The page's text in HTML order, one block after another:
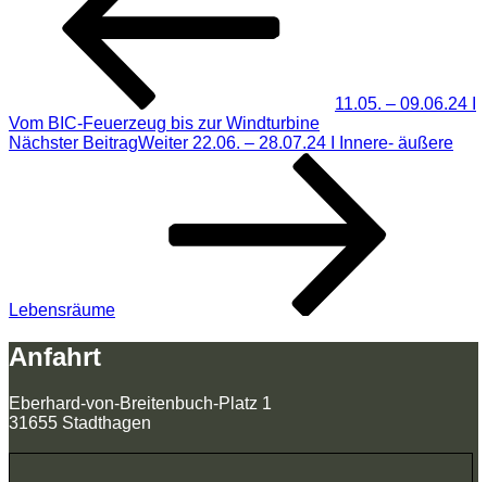
11.05. – 09.06.24 I
Vom BIC-Feuerzeug bis zur Windturbine
Nächster BeitragWeiter 22.06. – 28.07.24 I Innere- äußere
Lebensräume
Anfahrt
Eberhard-von-Breitenbuch-Platz 1
31655 Stadthagen